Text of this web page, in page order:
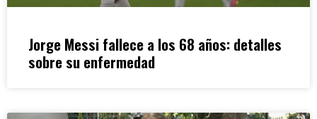
Jorge Messi fallece a los 68 años: detalles
sobre su enfermedad